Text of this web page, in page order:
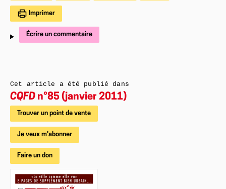
Imprimer
Écrire un commentaire
Cet article a été publié dans
CQFD n°85 (janvier 2011)
Trouver un point de vente
Je veux m'abonner
Faire un don